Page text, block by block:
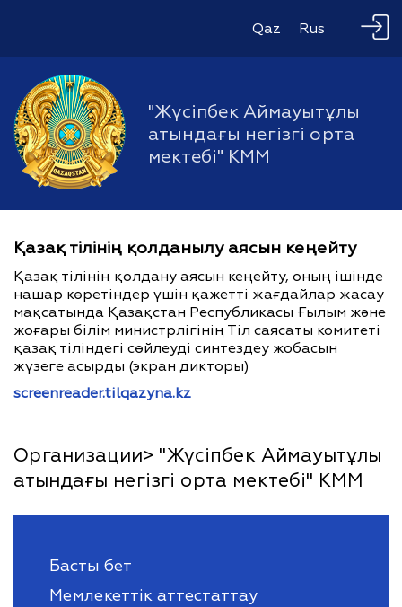
Qaz Rus
"Жүсіпбек Аймауытұлы
атындағы негізгі орта
мектебі" КММ
Қазақ тілінің қолданылу аясын кеңейту
Қазақ тілінің қолдану аясын кеңейту, оның ішінде
нашар көретіндер үшін қажетті жағдайлар жасау
мақсатында Қазақстан Республикасы Ғылым және
жоғары білім министрлігінің Тіл саясаты комитеті
қазақ тіліндегі сөйлеуді синтездеу жобасын
жүзеге асырды (экран дикторы)
screenreader.tilqazyna.kz
Организации> "Жүсіпбек Аймауытұлы
атындағы негізгі орта мектебі" КММ
Басты бет
Мемлекеттік аттестаттау